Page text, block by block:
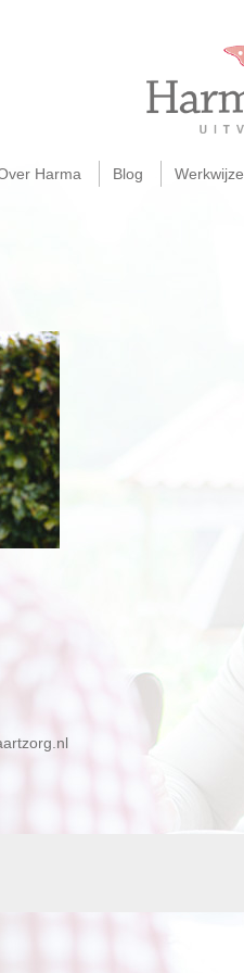
Harma Blog Werkwijze